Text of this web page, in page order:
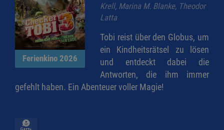
Ferienkino 2026
Krell, Marina M. Blanke, Theodor
Latta
Tobi reist über den Globus, um
ein Kindheitsrätsel zu lösen
und entdeckt dabei die
Antworten, die ihm immer
gefehlt haben. Ein Abenteuer voller Magie!